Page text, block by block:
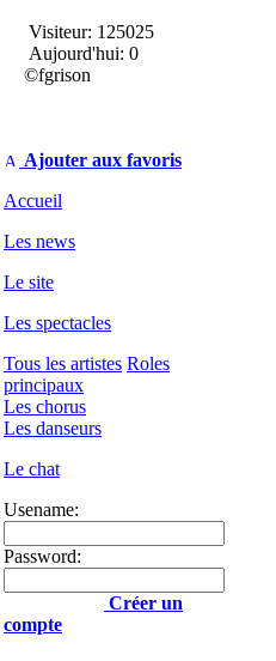
Visiteur: 125025
Aujourd'hui: 0
©fgrison
Ajouter aux favoris
Accueil
Les news
Le site
Les spectacles
Tous les artistes Roles
principaux
Les chorus
Les danseurs
Le chat
Usename:
Password:
Créer un
compte